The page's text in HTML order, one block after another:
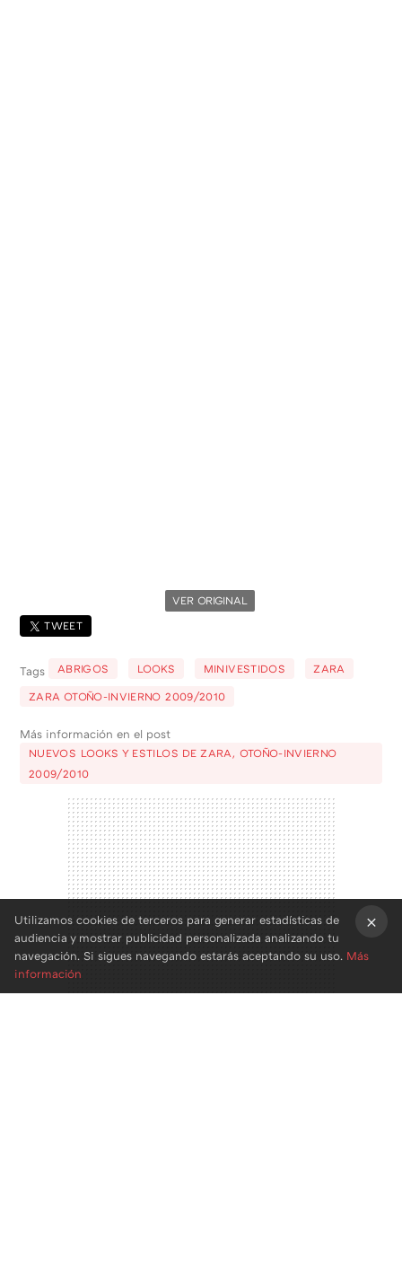
VER ORIGINAL
TWEET
Tags ABRIGOS LOOKS MINIVESTIDOS ZARA
ZARA OTOÑO-INVIERNO 2009/2010
Más información en el post
NUEVOS LOOKS Y ESTILOS DE ZARA, OTOÑO-INVIERNO
2009/2010
Utilizamos cookies de terceros para generar estadísticas de
audiencia y mostrar publicidad personalizada analizando tu
navegación. Si sigues navegando estarás aceptando su uso. Más
información